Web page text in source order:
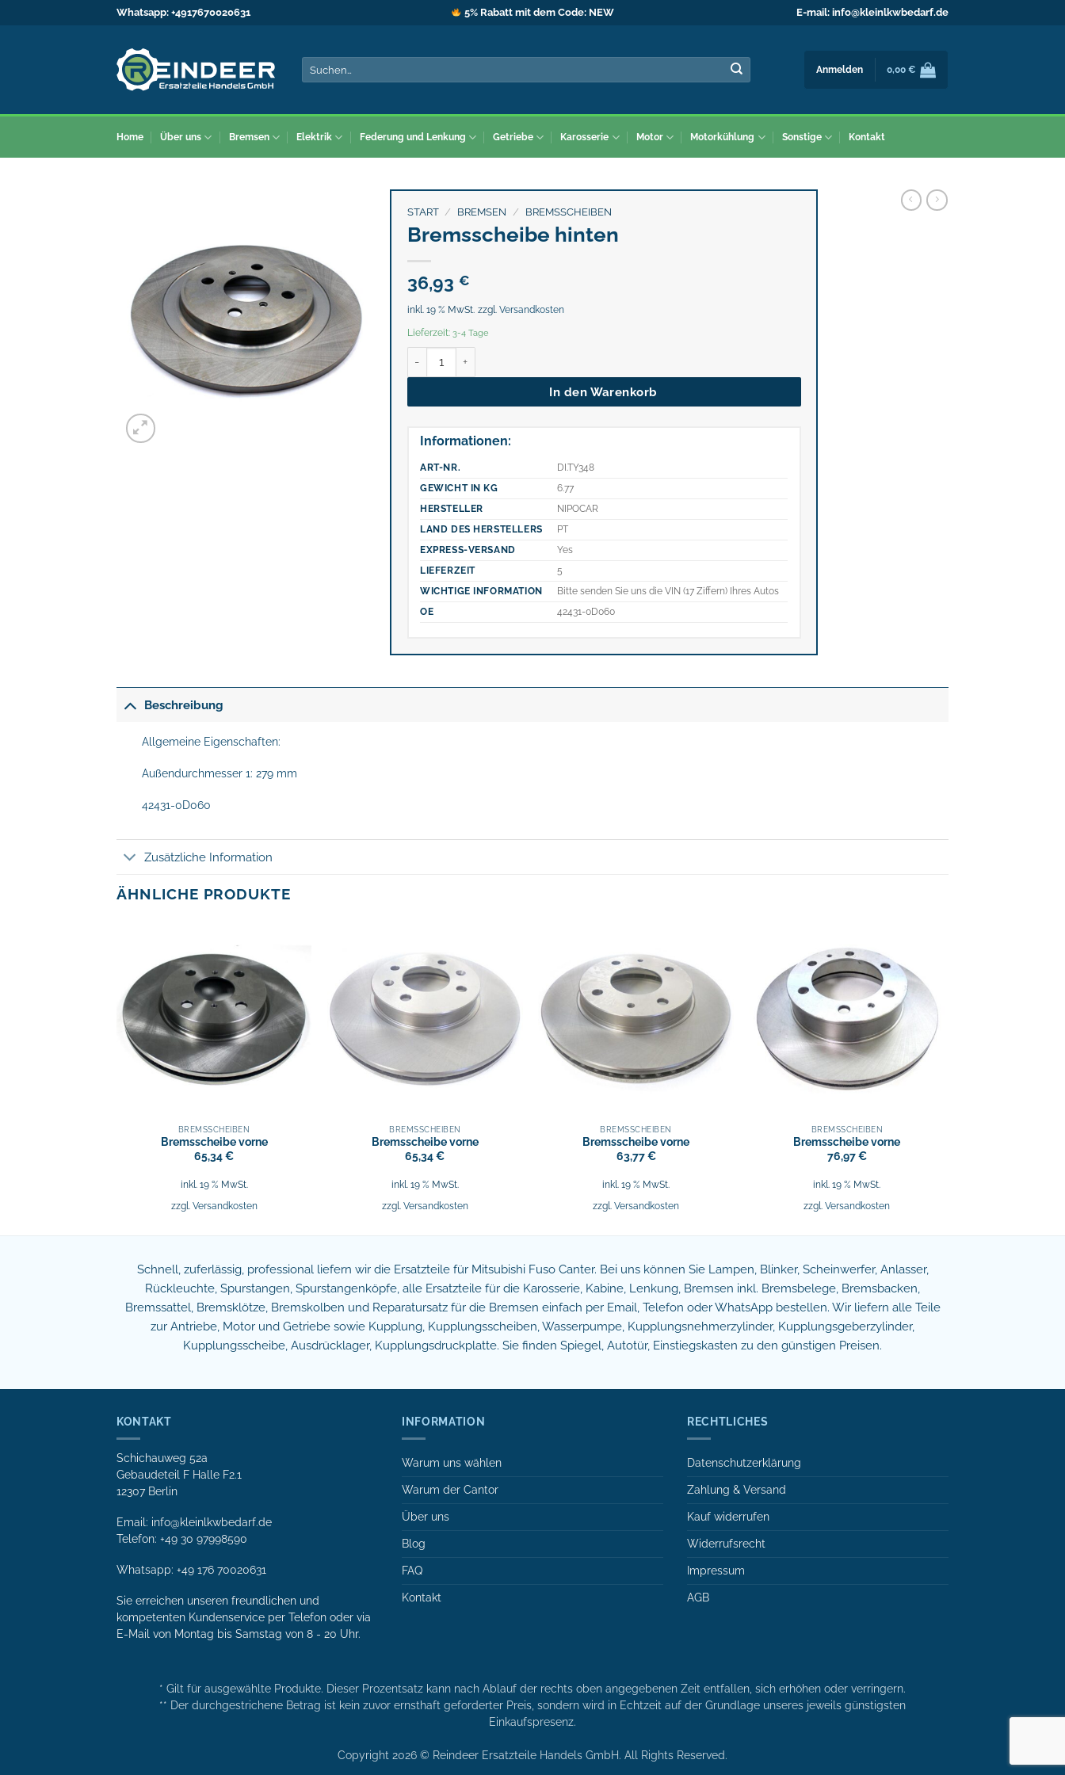
Whatsapp: +4917670020631 5% Rabatt mit dem Code: NEW E-mail:info@kleinlkwbedarf.de
Anmelden 0,00 €
Home Über uns Bremsen Elektrik Federung und Lenkung Getriebe Karosserie Motor Motorkühlung Sonstige Kontakt
START / BREMSEN / BREMSSCHEIBEN
Bremsscheibe hinten
36,93 €
inkl. 19 % MwSt. zzgl. Versandkosten
Lieferzeit: 3-4 Tage
In den Warenkorb
Informationen:
ART-NR.
DI.TY348
GEWICHT IN KG
6.77
HERSTELLER
NIPOCAR
LAND DES HERSTELLERS
PT
EXPRESS-VERSAND
Yes
LIEFERZEIT
5
WICHTIGE INFORMATION
Bitte senden Sie uns die VIN (17 Ziffern) Ihres Autos
OE
42431-0D060
Beschreibung
Allgemeine Eigenschaften:
Außendurchmesser 1: 279 mm
42431-0D060
Zusätzliche Information
ÄHNLICHE PRODUKTE
BREMSSCHEIBEN
Bremsscheibe vorne
65,34€
inkl. 19 % MwSt.
zzgl. Versandkosten
BREMSSCHEIBEN
Bremsscheibe vorne
65,34€
inkl. 19 % MwSt.
zzgl. Versandkosten
BREMSSCHEIBEN
Bremsscheibe vorne
63,77€
inkl. 19 % MwSt.
zzgl.Versandkosten
BREMSSCHEIBEN
Bremsscheibe vorne
76,97€
inkl. 19 % MwSt.
zzgl.Versandkosten
Schnell, zuferlässig, professional liefern wir die Ersatzteile für Mitsubishi Fuso Canter. Bei uns können Sie Lampen, Blinker, Scheinwerfer, Anlasser,
Rückleuchte, Spurstangen, Spurstangenköpfe, alle Ersatzteile für die Karosserie, Kabine, Lenkung, Bremsen inkl. Bremsbelege, Bremsbacken,
Bremssattel, Bremsklötze, Bremskolben und Reparatursatz für die Bremsen einfach per Email, Telefon oder WhatsApp bestellen. Wir liefern alle Teile
zur Antriebe, Motor und Getriebe sowie Kupplung, Kupplungsscheiben, Wasserpumpe, Kupplungsnehmerzylinder, Kupplungsgeberzylinder,
Kupplungsscheibe, Ausdrücklager, Kupplungsdruckplatte. Sie finden Spiegel, Autotür, Einstiegskasten zu den günstigen Preisen.
KONTAKT
Schichauweg 52a
Gebaudeteil F Halle F2.1
12307 Berlin
Email: info@kleinlkwbedarf.de
Telefon: +49 30 97998590
Whatsapp: +49 176 70020631
Sie erreichen unseren freundlichen und
kompetenten Kunden­service per Tele­fon oder via
E-Mail von Mon­tag bis Samstag von 8 - 20 Uhr.
INFORMATION
Warum uns wählen
Warum der Cantor
Über uns
Blog
FAQ
Kontakt
RECHTLICHES
Datenschutzerklärung
Zahlung & Versand
Kauf widerrufen
Widerrufsrecht
Impressum
AGB
* Gilt für ausgewählte Produkte. Dieser Prozentsatz kann nach Ablauf der rechts oben angegebenen Zeit entfallen, sich erhöhen oder verringern.
** Der durchgestrichene Betrag ist kein zuvor ernsthaft geforderter Preis, sondern wird in Echtzeit auf der Grundlage unseres jeweils günstigsten
Einkaufspresenz.
Copyright 2026 © Reindeer Ersatzteile Handels GmbH. All Rights Reserved.